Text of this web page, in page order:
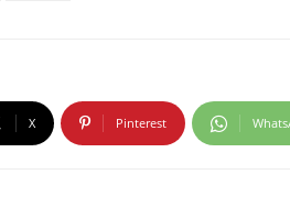
X Pinterest